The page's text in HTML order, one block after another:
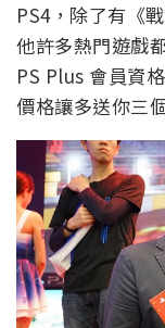
PS4，除了有《
他許多熱門遊戲
PS Plus 會員資
價格讓多送你三